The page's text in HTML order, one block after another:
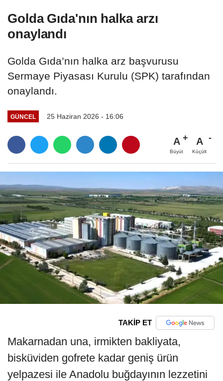
Golda Gıda'nın halka arzı
onaylandı
Golda Gıda’nın halka arz başvurusu
Sermaye Piyasası Kurulu (SPK) tarafından
onaylandı.
GÜNCEL 25 Haziran 2026 - 16:06
A
Büyüt
A
Küçült
TAKİP ET
Makarnadan una, irmikten bakliyata,
bisküviden gofrete kadar geniş ürün
yelpazesi ile Anadolu buğdayının lezzetini